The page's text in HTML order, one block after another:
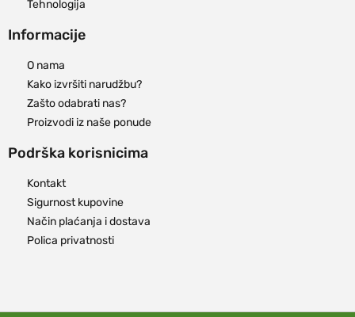
Tehnologija
Informacije
O nama
Kako izvršiti narudžbu?
Zašto odabrati nas?
Proizvodi iz naše ponude
Podrška korisnicima
Kontakt
Sigurnost kupovine
Način plaćanja i dostava
Polica privatnosti